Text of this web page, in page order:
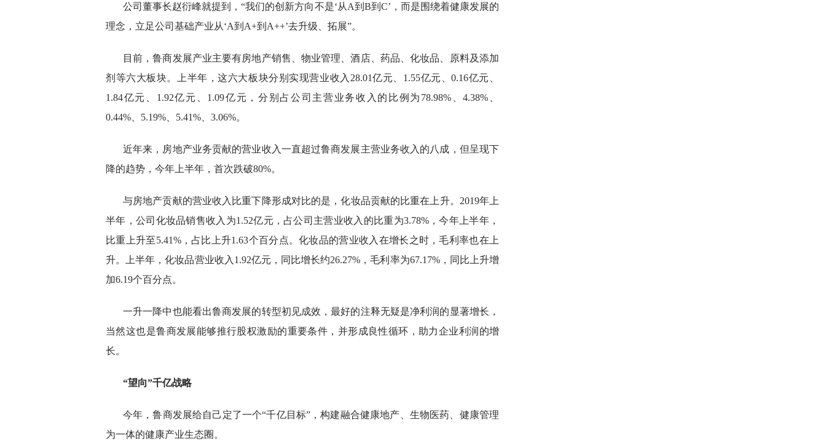
公司董事长赵衍峰就提到，“我们的创新方向不是‘从A到B到C’，而是围绕着健康发展的
理念，立足公司基础产业从‘A到A+到A++’去升级、拓展”。
目前，鲁商发展产业主要有房地产销售、物业管理、酒店、药品、化妆品、原料及添加
剂等六大板块。上半年，这六大板块分别实现营业收入28.01亿元、1.55亿元、0.16亿元、
1.84亿元、1.92亿元、1.09亿元，分别占公司主营业务收入的比例为78.98%、4.38%、
0.44%、5.19%、5.41%、3.06%。
近年来，房地产业务贡献的营业收入一直超过鲁商发展主营业务收入的八成，但呈现下
降的趋势，今年上半年，首次跌破80%。
与房地产贡献的营业收入比重下降形成对比的是，化妆品贡献的比重在上升。2019年上
半年，公司化妆品销售收入为1.52亿元，占公司主营业收入的比重为3.78%，今年上半年，
比重上升至5.41%，占比上升1.63个百分点。化妆品的营业收入在增长之时，毛利率也在上
升。上半年，化妆品营业收入1.92亿元，同比增长约26.27%，毛利率为67.17%，同比上升增
加6.19个百分点。
一升一降中也能看出鲁商发展的转型初见成效，最好的注释无疑是净利润的显著增长，
当然这也是鲁商发展能够推行股权激励的重要条件，并形成良性循环，助力企业利润的增
长。
“望向”千亿战略
今年，鲁商发展给自己定了一个“千亿目标”，构建融合健康地产、生物医药、健康管理
为一体的健康产业生态圈。